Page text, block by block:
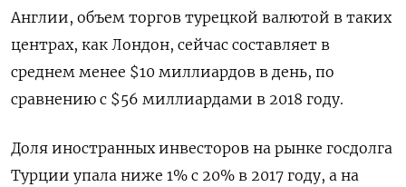
Англии, объем торгов турецкой валютой в таких
центрах, как Лондон, сейчас составляет в
среднем менее $10 миллиардов в день, по
сравнению с $56 миллиардами в 2018 году.
Доля иностранных инвесторов на рынке госдолга
Турции упала ниже 1% с 20% в 2017 году, а на